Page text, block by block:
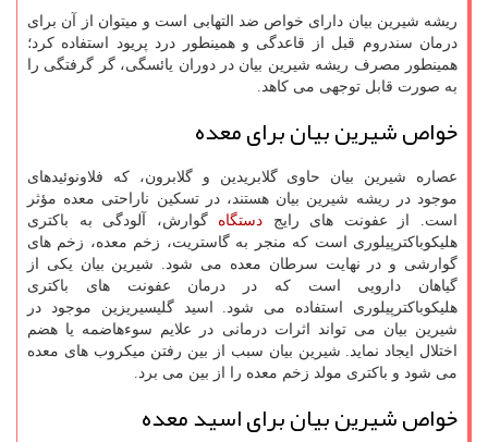
ریشه شیرین بیان دارای خواص ضد التهابی است و میتوان از آن برای
درمان سندروم قبل از قاعدگی و همینطور درد پریود استفاده کرد؛
همینطور مصرف ریشه شیرین بیان در دوران یائسگی، گر گرفتگی را
به صورت قابل توجهی می کاهد.
خواص شیرین بیان برای معده
عصاره شیرین بیان حاوی گلابریدین و گلابرون، که فلاونوئیدهای
موجود در ریشه شیرین بیان هستند، در تسکین ناراحتی معده مؤثر
است. از عفونت های رایج دستگاه گوارش، آلودگی به باکتری
هلیکوباکترپیلوری است که منجر به گاستریت، زخم معده، زخم های
گوارشی و در نهایت سرطان معده می شود. شیرین بیان یکی از
گیاهان دارویی است که در درمان عفونت های باکتری
هلیکوباکترپیلوری استفاده می شود. اسید گلیسیریزین موجود در
شیرین بیان می تواند اثرات درمانی در علایم سوءهاضمه یا هضم
اختلال ایجاد نماید. شیرین بیان سبب از بین رفتن میکروب های معده
می شود و باکتری مولد زخم معده را از بین می برد.
خواص شیرین بیان برای اسید معده